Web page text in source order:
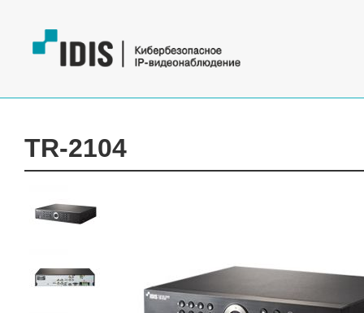
TR-2104